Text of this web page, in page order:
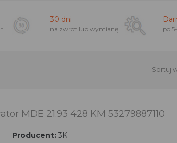
30 dni
na zwrot lub wymianę po
Sortuj
MDE 21.93 428 KM 53279887110
Producent: 3K